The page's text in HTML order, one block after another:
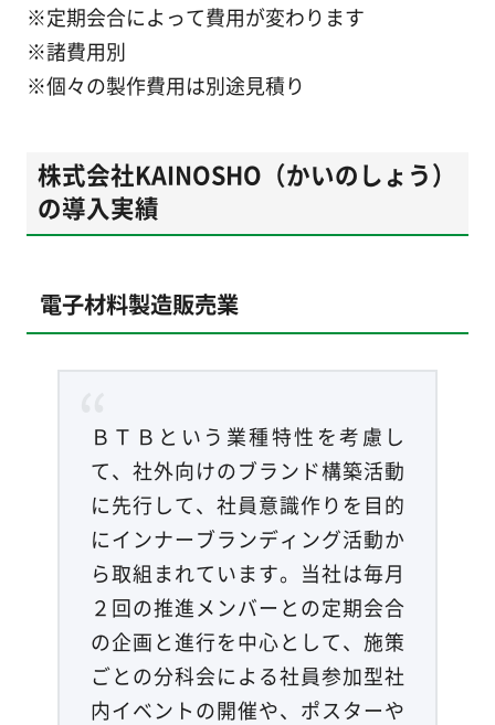
※定期会合によって費用が変わります
※諸費用別
※個々の製作費用は別途見積り
株式会社KAINOSHO（かいのしょう）
の導入実績
電子材料製造販売業
ＢＴＢという業種特性を考慮し
て、社外向けのブランド構築活動
に先行して、社員意識作りを目的
にインナーブランディング活動か
ら取組まれています。当社は毎月
２回の推進メンバーとの定期会合
の企画と進行を中心として、施策
ごとの分科会による社員参加型社
内イベントの開催や、ポスターや